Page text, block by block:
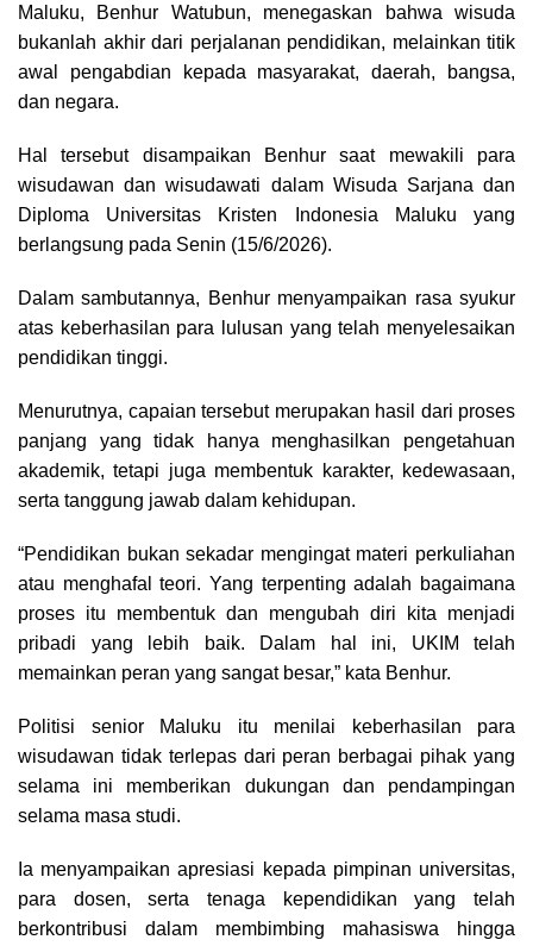
Maluku, Benhur Watubun, menegaskan bahwa wisuda
bukanlah akhir dari perjalanan pendidikan, melainkan titik
awal pengabdian kepada masyarakat, daerah, bangsa,
dan negara.
Hal tersebut disampaikan Benhur saat mewakili para
wisudawan dan wisudawati dalam Wisuda Sarjana dan
Diploma Universitas Kristen Indonesia Maluku yang
berlangsung pada Senin (15/6/2026).
Dalam sambutannya, Benhur menyampaikan rasa syukur
atas keberhasilan para lulusan yang telah menyelesaikan
pendidikan tinggi.
Menurutnya, capaian tersebut merupakan hasil dari proses
panjang yang tidak hanya menghasilkan pengetahuan
akademik, tetapi juga membentuk karakter, kedewasaan,
serta tanggung jawab dalam kehidupan.
“Pendidikan bukan sekadar mengingat materi perkuliahan
atau menghafal teori. Yang terpenting adalah bagaimana
proses itu membentuk dan mengubah diri kita menjadi
pribadi yang lebih baik. Dalam hal ini, UKIM telah
memainkan peran yang sangat besar,” kata Benhur.
Politisi senior Maluku itu menilai keberhasilan para
wisudawan tidak terlepas dari peran berbagai pihak yang
selama ini memberikan dukungan dan pendampingan
selama masa studi.
Ia menyampaikan apresiasi kepada pimpinan universitas,
para dosen, serta tenaga kependidikan yang telah
berkontribusi dalam membimbing mahasiswa hingga